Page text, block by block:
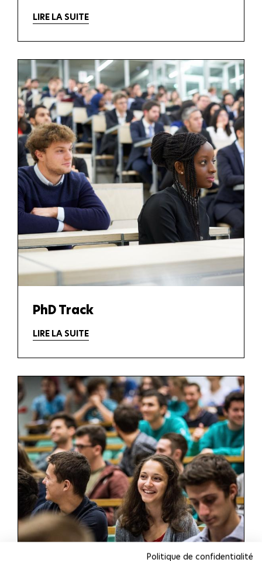
Politique de confidentialité
LIRE LA SUITE
PhD Track
LIRE LA SUITE